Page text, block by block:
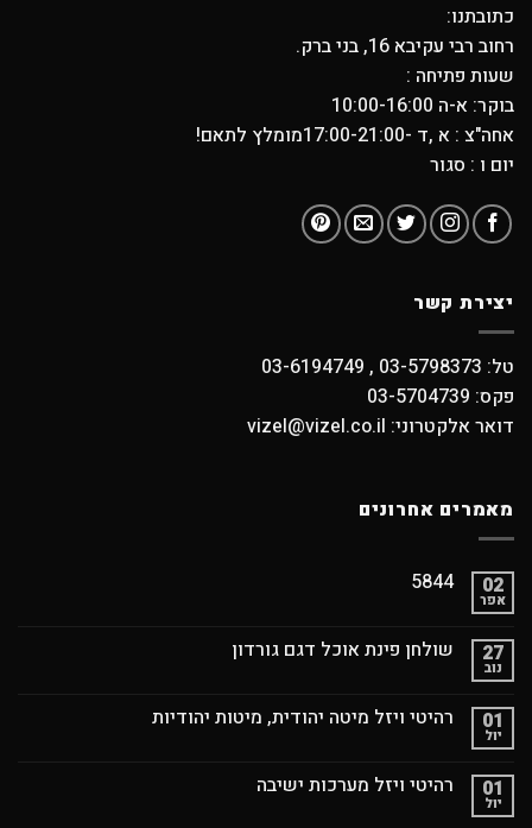
כתובתנו:
רחוב רבי עקיבא 16, בני ברק.
שעות פתיחה :
בוקר: א-ה 10:00-16:00
אחה"צ : א ,ד -17:00-21:00מומלץ לתאם!
יום ו : סגור
יצירת קשר
טל: 03-5798373 , 03-6194749
פקס: 03-5704739
דואר אלקטרוני: vizel@vizel.co.il
מאמרים אחרונים
02
אפר
5844
27
נוב
שולחן פינת אוכל דגם גורדון
01
יול
רהיטי ויזל מיטה יהודית, מיטות יהודיות
01
יול
רהיטי ויזל מערכות ישיבה